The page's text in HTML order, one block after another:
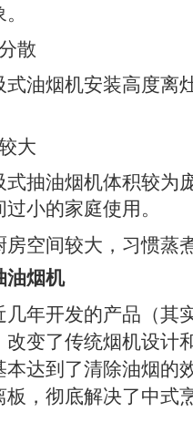
散
烟机安装高度离
大
油烟机体积较为
小的家庭使用。
空间较大，习惯蒸
油烟机
几年开发的产品（其
改变了传统烟机设计
本达到了清除油烟的
，彻底解决了中式